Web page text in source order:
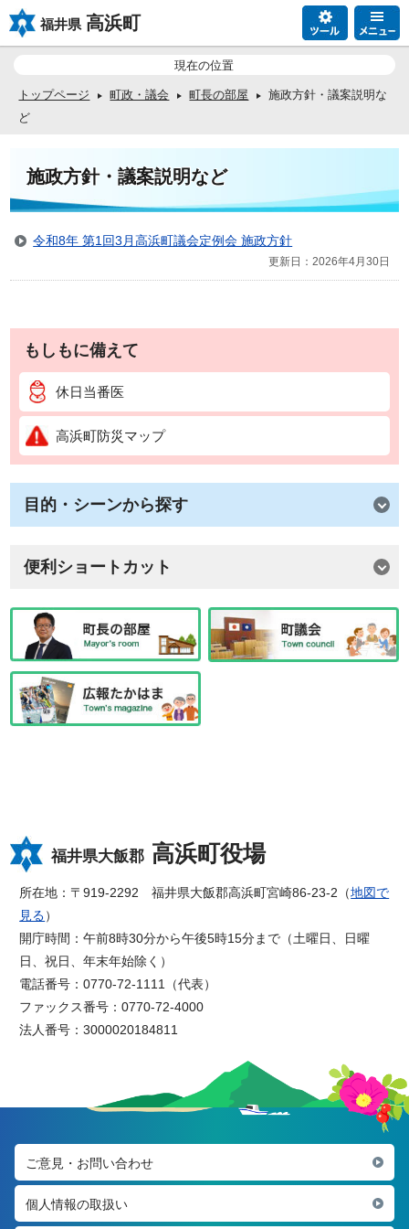
福井県 高浜町
現在の位置
トップページ 町政・議会 町長の部屋
施政方針・議案説明な
ど
施政方針・議案説明など
令和8年 第1回3月高浜町議会定例会 施政方針
更新日：2026年4月30日
もしもに備えて
休日当番医
高浜町防災マップ
目的・シーンから探す
便利ショートカット
福井県大飯郡 高浜町役場
所在地：〒919-2292 福井県大飯郡高浜町宮崎86-23-2（地図で
見る）
開庁時間：午前8時30分から午後5時15分まで（土曜日、日曜
日、祝日、年末年始除く）
電話番号：0770-72-1111（代表）
ファックス番号：0770-72-4000
法人番号：3000020184811
ご意見・お問い合わせ
個人情報の取扱い